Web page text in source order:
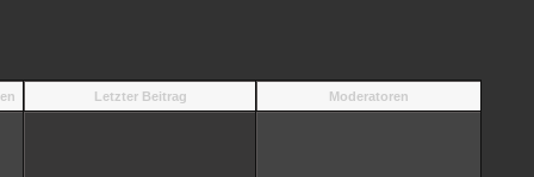
Letzter Beitrag Moderatoren